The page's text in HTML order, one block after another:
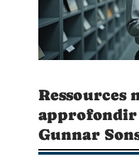
Ressources
approfondir
Gunnar